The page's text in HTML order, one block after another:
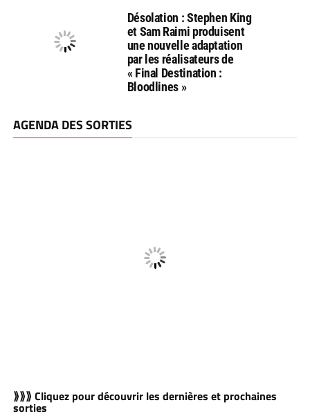
Désolation : Stephen King
et Sam Raimi produisent
une nouvelle adaptation
par les réalisateurs de
« Final Destination :
Bloodlines »
AGENDA DES SORTIES
⟫⟫⟫ Cliquez pour découvrir les dernières et prochaines
sorties